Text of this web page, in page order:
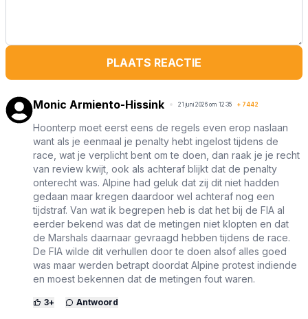
PLAATS REACTIE
Monic Armiento-Hissink 21 juni 2026 om 12:35 + 7442
Hoonterp moet eerst eens de regels even erop naslaan
want als je eenmaal je penalty hebt ingelost tijdens de
race, wat je verplicht bent om te doen, dan raak je je recht
van review kwijt, ook als achteraf blijkt dat de penalty
onterecht was. Alpine had geluk dat zij dit niet hadden
gedaan maar kregen daardoor wel achteraf nog een
tijdstraf. Van wat ik begrepen heb is dat het bij de FIA al
eerder bekend was dat de metingen niet klopten en dat
de Marshals daarnaar gevraagd hebben tijdens de race.
De FIA wilde dit verhullen door te doen alsof alles goed
was maar werden betrapt doordat Alpine protest indiende
en moest bekennen dat de metingen fout waren.
3+ Antwoord